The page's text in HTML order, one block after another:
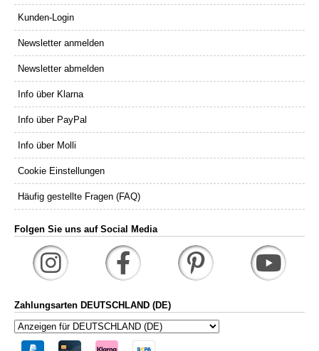
Kunden-Login
Newsletter anmelden
Newsletter abmelden
Info über Klarna
Info über PayPal
Info über Molli
Cookie Einstellungen
Häufig gestellte Fragen (FAQ)
Folgen Sie uns auf Social Media
Zahlungsarten DEUTSCHLAND (DE)